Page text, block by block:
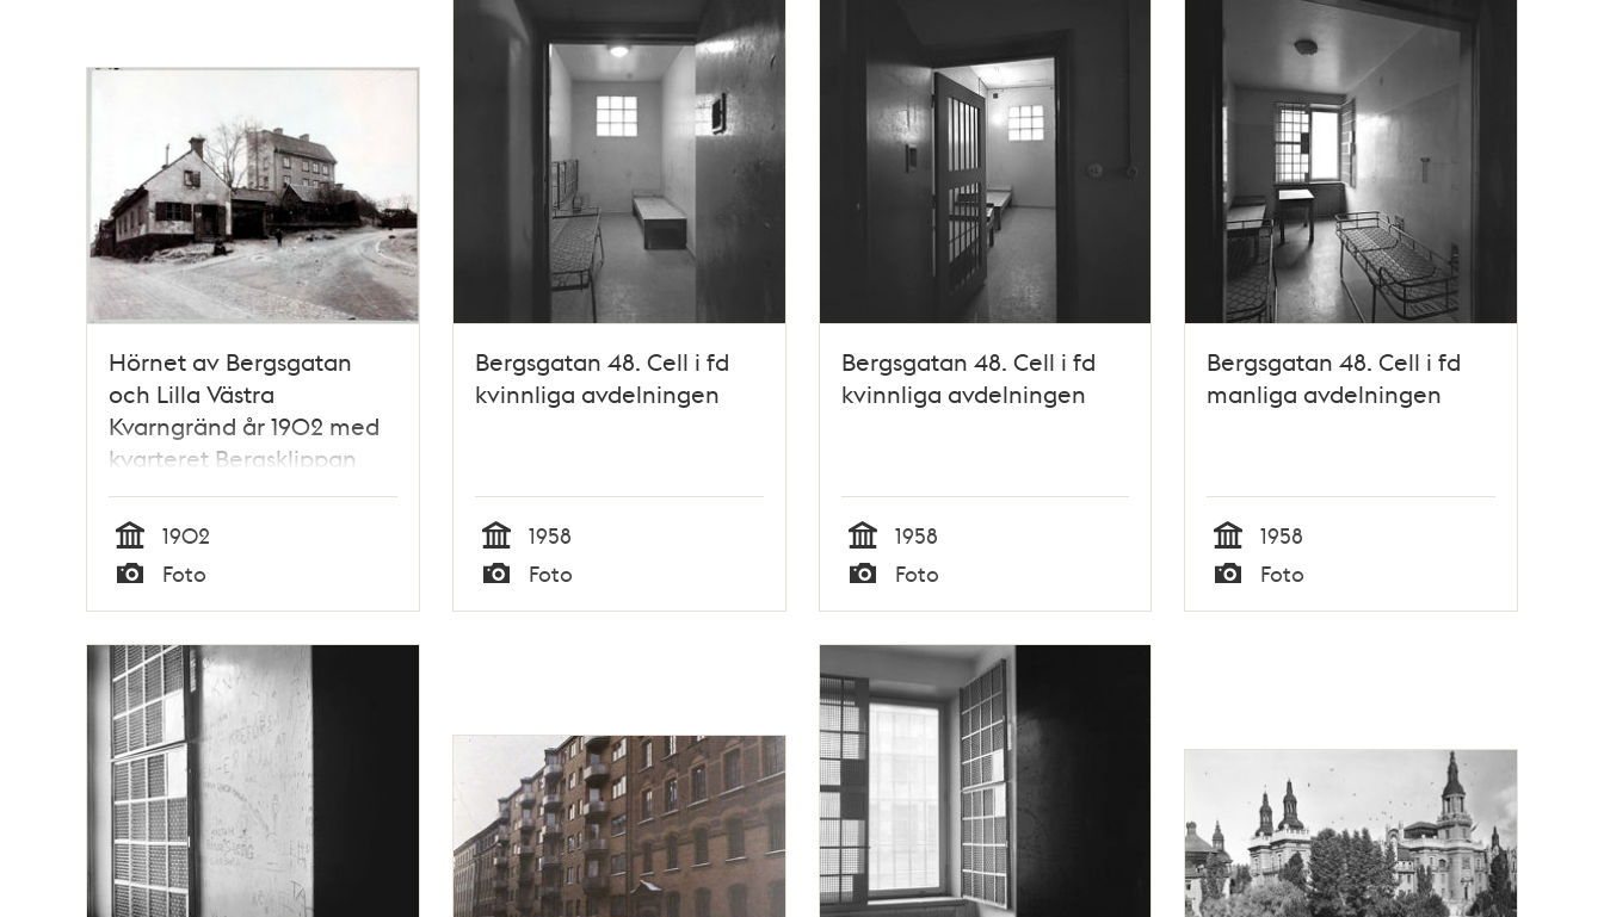
Hörnet av Bergsgatan
och Lilla Västra
Kvarngränd år 1902 med
kvarteret Bergsklippan
Större.
Tid
1902
Typ
Foto
Bergsgatan 48. Cell i fd
kvinnliga avdelningen
Tid
1958
Typ
Foto
Bergsgatan 48. Cell i fd
kvinnliga avdelningen
Tid
1958
Typ
Foto
Bergsgatan 48. Cell i fd
manliga avdelningen
Tid
1958
Typ
Foto